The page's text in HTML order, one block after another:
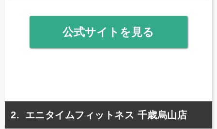
公式サイトを見る
エニタイムフィットネス 千歳烏山店